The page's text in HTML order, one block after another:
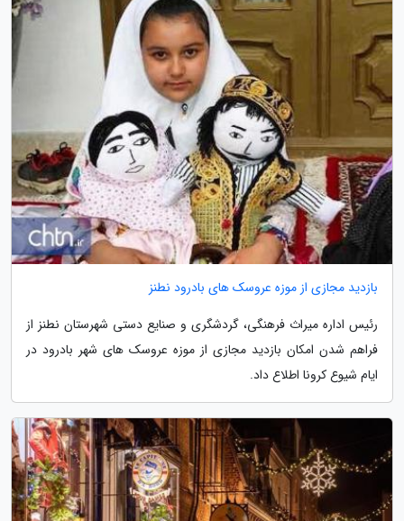
بازدید مجازی از موزه عروسک های بادرود نطنز
رئیس اداره میراث فرهنگی، گردشگری و صنایع دستی شهرستان نطنز از
فراهم شدن امکان بازدید مجازی از موزه عروسک های شهر بادرود در
ایام شیوع کرونا اطلاع داد.